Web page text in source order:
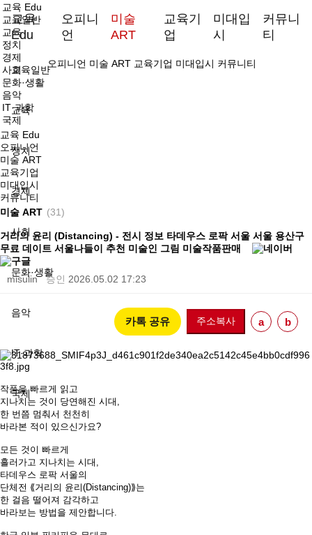
교육
Edu
교육일반
교육
정치
경제
사회
문화·생활
음악
IT·과학
국제
오피니
언
미술
ART
교육기
업
미대입
시
커뮤니
티
교육 Edu
교육일반
교육
정치
경제
사회
문화·생활
음악
IT·과학
국제
오피니언 미술 ART 교육기업 미대입시 커뮤니티
교육 Edu
오피니언
미술 ART
교육기업
미대입시
커뮤니티
미술 ART (31)
거리의 윤리 (Distancing) - 전시 정보 타데우스 로팍 서울 서울 용산구
무료 데이트 서울나들이 추천 미술인 그림 미술작품판매
misulin승인 2026.05.02 17:23
카톡 공유 주소복사 a b
작품을 빠르게 읽고
지나치는 것이 당연해진 시대,
한 번쯤 멈춰서 천천히
바라본 적이 있으신가요?
모든 것이 빠르게
흘러가고 지나치는 시대,
타데우스 로팍 서울의
단체전 ⟪거리의 윤리(Distancing)⟫는
한 걸음 떨어져 감각하고
바라보는 방법을 제안합니다.